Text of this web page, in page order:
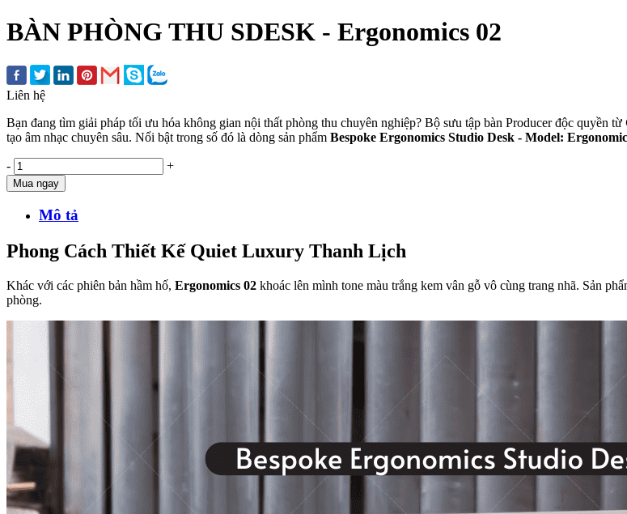
BÀN PHÒNG THU SDESK - Ergonomics 02
Liên hệ
Bạn đang tìm giải pháp tối ưu hóa không gian nội thất phòng thu chuyên nghiệp? Bộ sưu tập bàn Producer độc quyền từ
tạo âm nhạc chuyên sâu. Nổi bật trong số đó là dòng sản phẩm Bespoke Ergonomics Studio Desk - Model:
- +
Mua ngay
Mô tả
Phong Cách Thiết Kế Quiet Luxury Thanh Lịch
Khác với các phiên bản hầm hố, Ergonomics 02 khoác lên mình tone màu trắng kem vân gỗ vô cùng trang nhã. Sản
phòng.